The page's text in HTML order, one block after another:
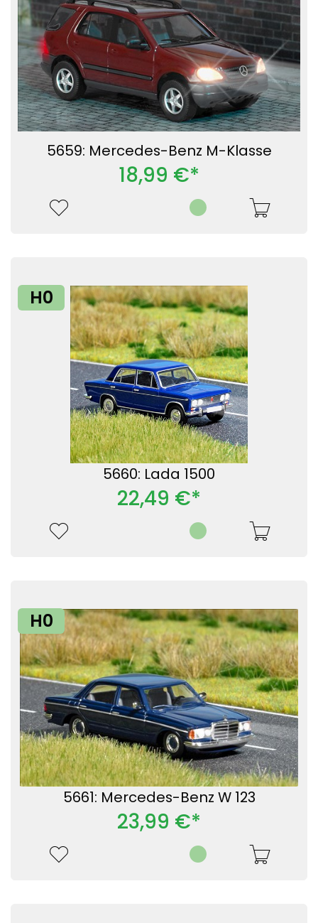
5659: Mercedes-Benz M-Klasse
18,99 €*
H0
5660: Lada 1500
22,49 €*
H0
5661: Mercedes-Benz W 123
23,99 €*